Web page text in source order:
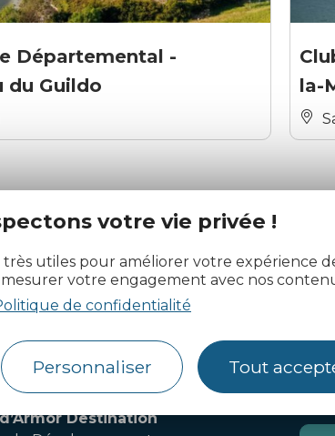
votre vie privée !
très utiles pour améliorer votre expérience
votre engagement avec nos
de confidentialité
Personnaliser Tout
Départemental -
du Guildo
la-
des Côtes d’Armor
Destination